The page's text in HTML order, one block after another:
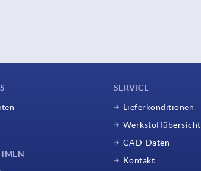
SERVICE
Lieferkonditionen
Werkstoffübersicht
CAD-Daten
Kontakt